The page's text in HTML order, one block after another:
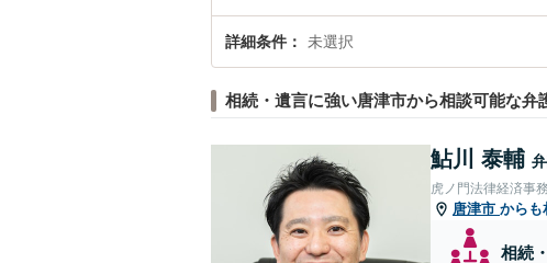
詳細条件 未選択
相続・遺言に強い唐津市から相談可能な弁
鮎川 泰輔
虎ノ門法律経済事
唐津市 からも
相続